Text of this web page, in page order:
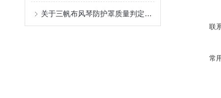
关于三帆布风琴防护罩质量判定的几个方面介绍
联
常